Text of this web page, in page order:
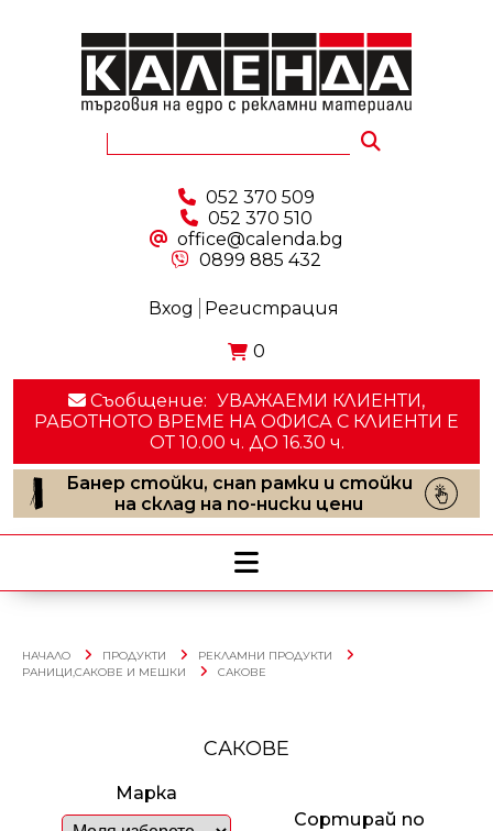
052 370 509
052 370 510
office@calenda.bg
0899 885 432
Вход Регистрация
0
Съобщение: УВАЖАЕМИ КЛИЕНТИ,
РАБОТНОТО ВРЕМЕ НА ОФИСА С КЛИЕНТИ E
ОТ 10.00 ч. ДО 16.30 ч.
Банер стойки, снап рамки и стойки
на склад на по-ниски цени
НАЧАЛО ПРОДУКТИ
РЕКЛАМНИ ПРОДУКТИ
РАНИЦИ,САКОВЕ И МЕШКИ
САКОВЕ
САКОВЕ
Марка
Сортирай по